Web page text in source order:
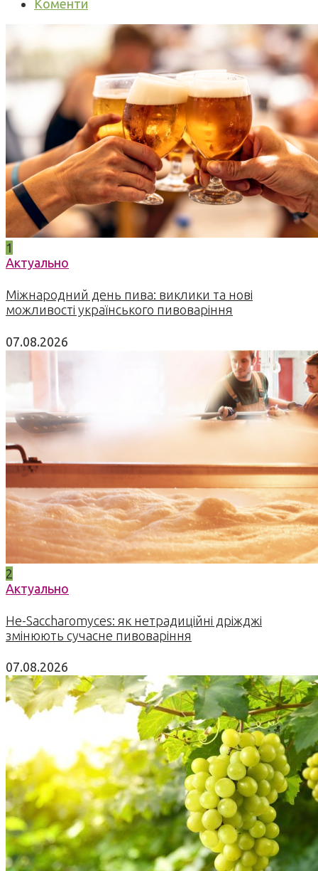
Коменти
1
Актуально
Міжнародний день пива: виклики та нові
можливості українського пивоваріння
07.08.2026
2
Актуально
Не-Saccharomyces: як нетрадиційні дріжджі
змінюють сучасне пивоваріння
07.08.2026